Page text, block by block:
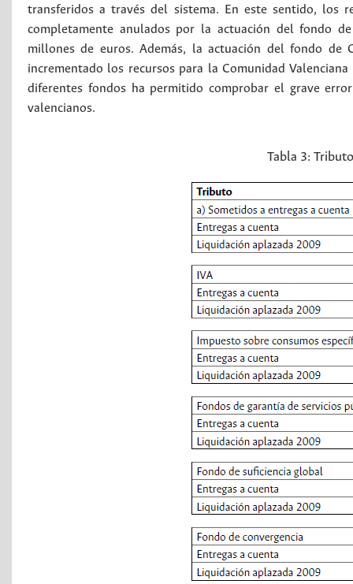
transferidos a través del sistema. En este sentido, los
completamente anulados por la actuación del fondo
millones de euros. Además, la actuación del fondo de
incrementado los recursos para la Comunidad
diferentes fondos ha permitido comprobar el grave
valencianos.
Tabla 3: